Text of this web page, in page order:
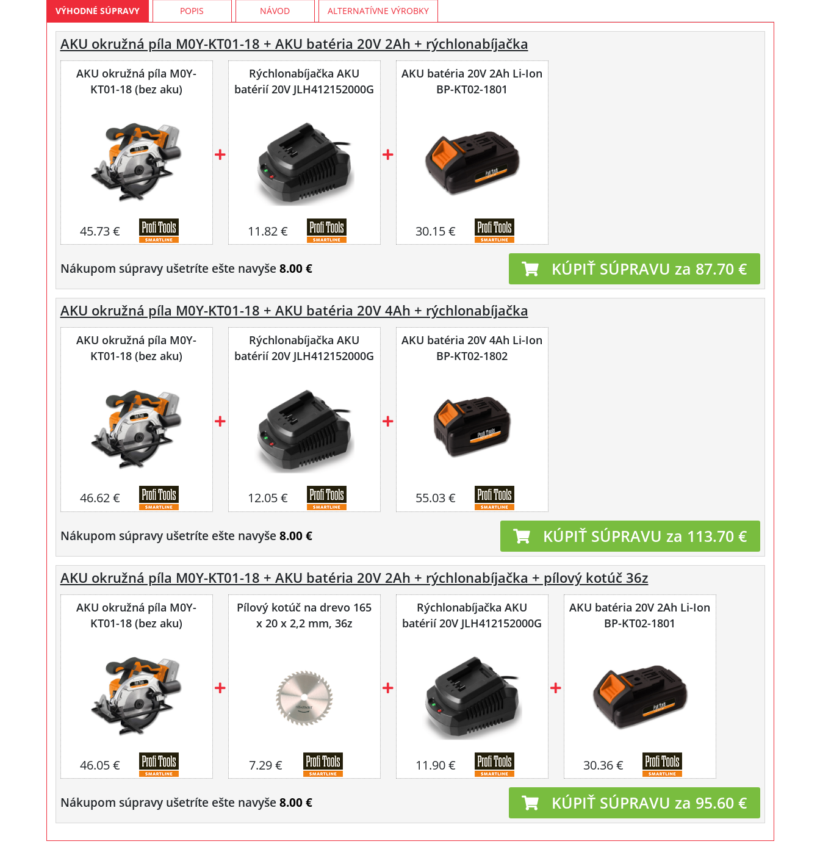
VÝHODNÉ SÚPRAVY POPIS NÁVOD ALTERNATÍVNE VÝROBKY
AKU okružná píla M0Y-KT01-18 + AKU batéria 20V 2Ah + rýchlonabíjačka
AKU okružná píla M0Y-
KT01-18 (bez aku)
45.73 €
Rýchlonabíjačka AKU
batérií 20V JLH412152000G
11.82 €
AKU batéria 20V 2Ah Li-Ion
BP-KT02-1801
30.15 €
Nákupom súpravy ušetríte ešte navyše 8.00 € KÚPIŤ SÚPRAVU za 87.70 €
AKU okružná píla M0Y-KT01-18 + AKU batéria 20V 4Ah + rýchlonabíjačka
AKU okružná píla M0Y-
KT01-18 (bez aku)
46.62 €
Rýchlonabíjačka AKU
batérií 20V JLH412152000G
12.05 €
AKU batéria 20V 4Ah Li-Ion
BP-KT02-1802
55.03 €
Nákupom súpravy ušetríte ešte navyše 8.00 € KÚPIŤ SÚPRAVU za 113.70 €
AKU okružná píla M0Y-KT01-18 + AKU batéria 20V 2Ah + rýchlonabíjačka + pílový kotúč 36z
AKU okružná píla M0Y-
KT01-18 (bez aku)
46.05 €
Pílový kotúč na drevo 165
x 20 x 2,2 mm, 36z
7.29 €
Rýchlonabíjačka AKU
batérií 20V JLH412152000G
11.90 €
AKU batéria 20V 2Ah Li-Ion
BP-KT02-1801
30.36 €
Nákupom súpravy ušetríte ešte navyše 8.00 € KÚPIŤ SÚPRAVU za 95.60 €